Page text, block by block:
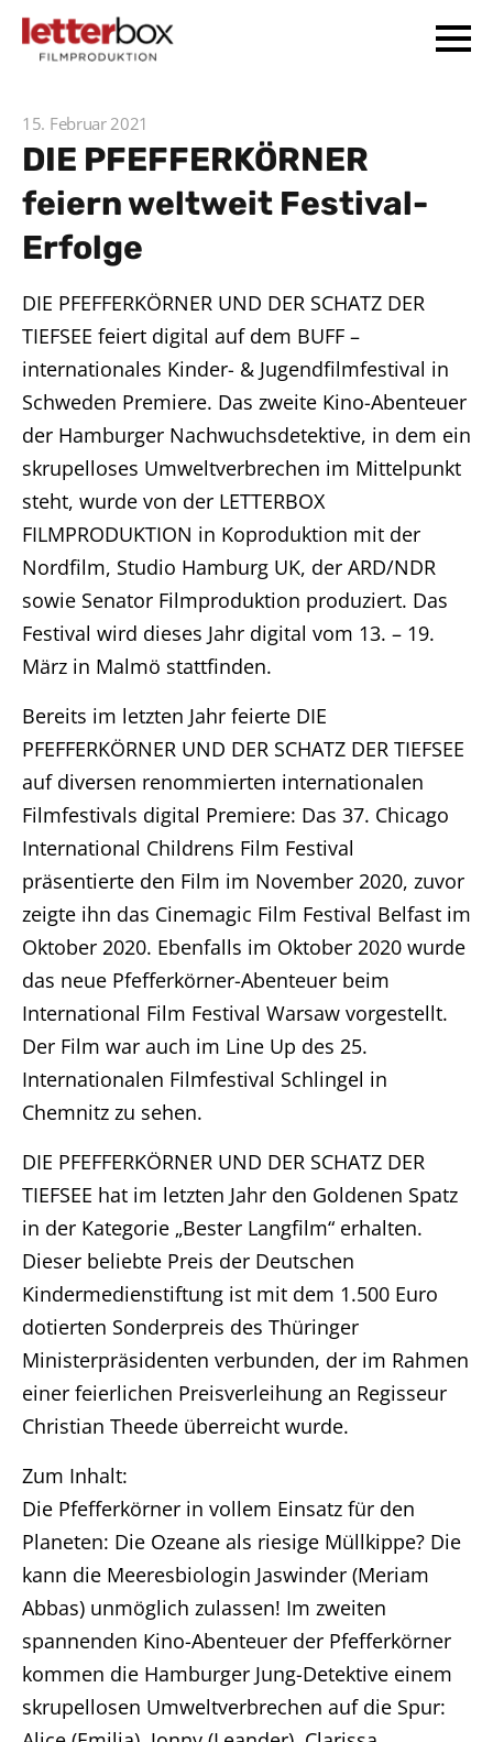
15. Februar 2021
DIE PFEFFERKÖRNER
feiern weltweit Festival-
Erfolge
DIE PFEFFERKÖRNER UND DER SCHATZ DER
TIEFSEE feiert digital auf dem BUFF –
internationales Kinder- & Jugendfilmfestival in
Schweden Premiere. Das zweite Kino-Abenteuer
der Hamburger Nachwuchsdetektive, in dem ein
skrupelloses Umweltverbrechen im Mittelpunkt
steht, wurde von der LETTERBOX
FILMPRODUKTION in Koproduktion mit der
Nordfilm, Studio Hamburg UK, der ARD/NDR
sowie Senator Filmproduktion produziert. Das
Festival wird dieses Jahr digital vom 13. – 19.
März in Malmö stattfinden.
Bereits im letzten Jahr feierte DIE
PFEFFERKÖRNER UND DER SCHATZ DER TIEFSEE
auf diversen renommierten internationalen
Filmfestivals digital Premiere: Das 37. Chicago
International Childrens Film Festival
präsentierte den Film im November 2020, zuvor
zeigte ihn das Cinemagic Film Festival Belfast im
Oktober 2020. Ebenfalls im Oktober 2020 wurde
das neue Pfefferkörner-Abenteuer beim
International Film Festival Warsaw vorgestellt.
Der Film war auch im Line Up des 25.
Internationalen Filmfestival Schlingel in
Chemnitz zu sehen.
DIE PFEFFERKÖRNER UND DER SCHATZ DER
TIEFSEE hat im letzten Jahr den Goldenen Spatz
in der Kategorie „Bester Langfilm“ erhalten.
Dieser beliebte Preis der Deutschen
Kindermedienstiftung ist mit dem 1.500 Euro
dotierten Sonderpreis des Thüringer
Ministerpräsidenten verbunden, der im Rahmen
einer feierlichen Preisverleihung an Regisseur
Christian Theede überreicht wurde.
Zum Inhalt:
Die Pfefferkörner in vollem Einsatz für den
Planeten: Die Ozeane als riesige Müllkippe? Die
kann die Meeresbiologin Jaswinder (Meriam
Abbas) unmöglich zulassen! Im zweiten
spannenden Kino-Abenteuer der Pfefferkörner
kommen die Hamburger Jung-Detektive einem
skrupellosen Umweltverbrechen auf die Spur: